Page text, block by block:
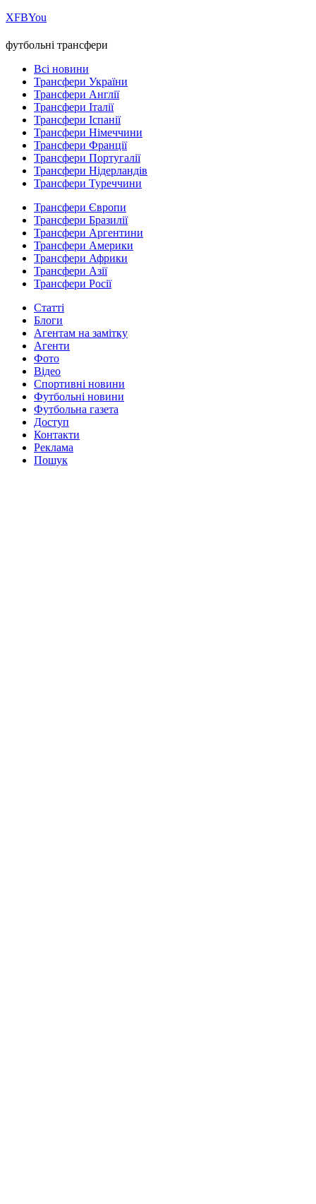
ХFBYou
футбольні трансфери
Всі новини
Трансфери України
Трансфери Англії
Трансфери Італії
Трансфери Іспанії
Трансфери Німеччини
Трансфери Франції
Трансфери Португалії
Трансфери Нідерландів
Трансфери Туреччини
Трансфери Європи
Трансфери Бразилії
Трансфери Аргентини
Трансфери Америки
Трансфери Африки
Трансфери Азії
Трансфери Росії
Статті
Блоги
Агентам на замітку
Агенти
Фото
Відео
Спортивні новини
Футбольні новини
Футбольна газета
Доступ
Контакти
Реклама
Пошук